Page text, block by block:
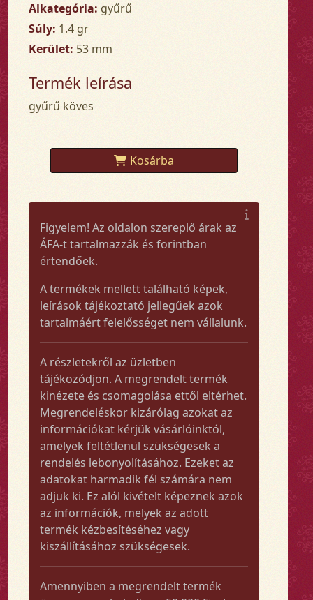
Alkategória: gyűrű
Súly: 1.4 gr
Kerület: 53 mm
Termék leírása
gyűrű köves
Kosárba
Figyelem! Az oldalon szereplő árak az
ÁFA-t tartalmazzák és forintban
értendőek.
A termékek mellett található képek,
leírások tájékoztató jellegűek azok
tartalmáért felelősséget nem vállalunk.
A részletekről az üzletben
tájékozódjon. A megrendelt termék
kinézete és csomagolása ettől eltérhet.
Megrendeléskor kizárólag azokat az
információkat kérjük vásárlóinktól,
amelyek feltétlenül szükségesek a
rendelés lebonyolításához. Ezeket az
adatokat harmadik fél számára nem
adjuk ki. Ez alól kivételt képeznek azok
az információk, melyek az adott
termék kézbesítéséhez vagy
kiszállításához szükségesek.
Amennyiben a megrendelt termék